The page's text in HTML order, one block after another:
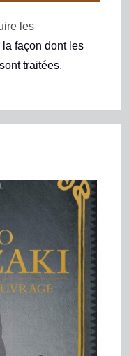
les
façon dont les
traitées.